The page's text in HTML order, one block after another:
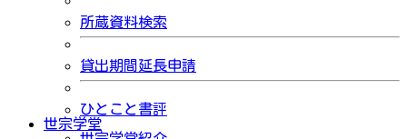
所蔵資料検索
貸出期間延長申請
ひとこと書評
世宗学堂